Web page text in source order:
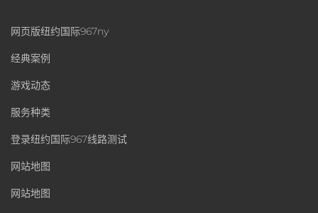
网页版纽约国际967ny
经典案例
游戏动态
服务种类
登录纽约国际967线路测试
网站地图
网站地图